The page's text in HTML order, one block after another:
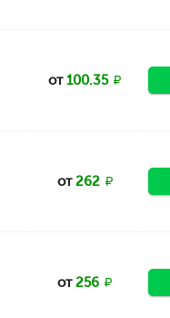
от100.35
от262
от256